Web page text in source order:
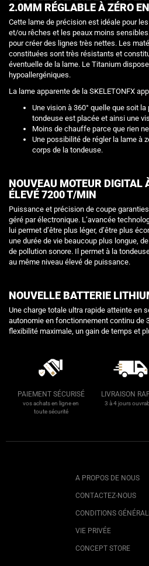
2.0MM RÉGLABLE À ZÉRO
Cette lame de précision est idéale pour
et/ou rêches et les peaux moins
pour créer des lignes très nettes. Les
constituées sont très résistants et
éventuelle de la lame. Le Titanium
hypoallergéniques.
La lame apparente de la SKELETONFX
Une vision à 360° quelle que soit
tondeuse est placée et ainsi une
Moins de chauffe parce que rien
Une possibilité de régler la lame à
corps de la tondeuse.
NOUVEAU MOTEUR DIGITAL
ÉLEVÉ 7200 T/MIN
Puissance et précision de coupe
géré par électronique. L’avancée
lui permet d’être plus léger, d’être plus
une durée de vie beaucoup plus longue,
de pollution sonore. Il permet à la
au même niveau élevé de puissance.
NOUVELLE BATTERIE
Une charge totale ultra rapide atteinte en
autonomie en fonctionnement continu de
flexibilité maximale, un gain de temps et
PAIEMENT SÉCURISÉ
vos achats en ligne en
toute sécurité
LIVRAISON
3 à 4 jours
A PROPOS DE NOUS
CONTACTEZ-NOUS
CONDITIONS
VIE PRIVÉE
CONCEPT STORE